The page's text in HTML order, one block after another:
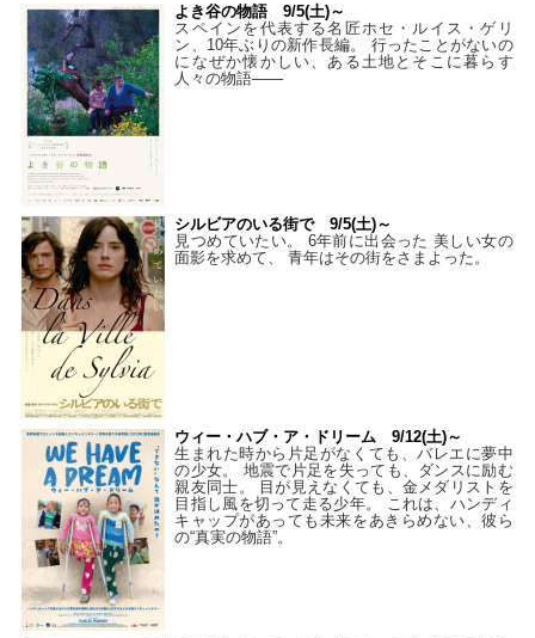
よき谷の物語 9/5(土)～
スペインを代表する名匠ホセ・ルイス・ゲリ
ン、10年ぶりの新作長編。 行ったことがないの
になぜか懐かしい、ある土地とそこに暮らす
人々の物語――
シルビアのいる街で 9/5(土)～
見つめていたい。 6年前に出会った 美しい女の
面影を求めて、 青年はその街をさまよった。
ウィー・ハブ・ア・ドリーム 9/12(土)～
生まれた時から片足がなくても、バレエに夢中
の少女。 地震で片足を失っても、ダンスに励む
親友同士。 目が見えなくても、金メダリストを
目指し風を切って走る少年。 これは、ハンディ
キャップがあっても未来をあきらめない、彼ら
の“真実の物語”。